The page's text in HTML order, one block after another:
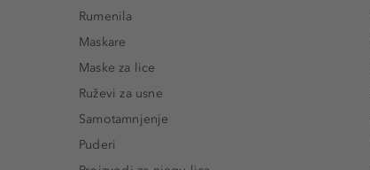
Rumenila
Maskare
Maske za lice
Ruževi za usne
Samotamnjenje
Puderi